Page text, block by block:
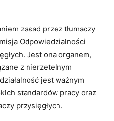
zasad przez tłumaczy
Odpowiedzialności
Jest ona organem,
z nierzetelnym
jest ważnym
standardów pracy oraz
przysięgłych.